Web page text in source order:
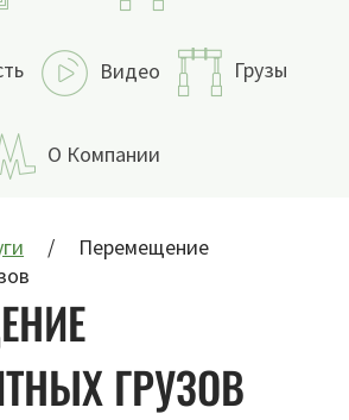
Видео Грузы
О Компании
Перемещение
ГРУЗОВ